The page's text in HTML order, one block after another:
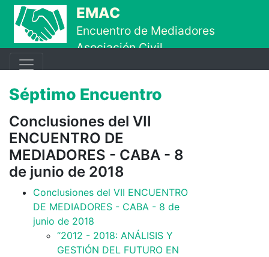
Ir al contenido principal
EMAC
Encuentro de Mediadores
Asociación Civil
Séptimo Encuentro
Conclusiones del VII
ENCUENTRO DE
MEDIADORES - CABA - 8
de junio de 2018
Con­clu­sio­nes del VII EN­CUEN­TRO
DE ME­DIA­DO­RES - CA­BA - 8 de
ju­nio de 2018
“2012 - 2018: ANÁ­­LI­­SIS Y
GES­­TIÓN DEL FU­­TU­­RO EN